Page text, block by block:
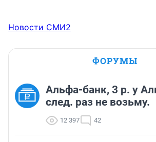
Новости СМИ2
ФОРУМЫ
Альфа-банк, 3 р. у
след. раз не возьму.
12 397 42